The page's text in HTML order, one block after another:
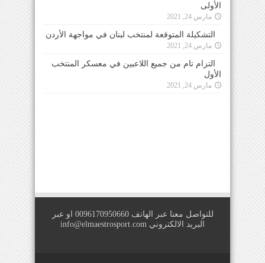
الأولى
مارس 24, 2021
التشكيلة المتوقعة لمنتخب لبنان في مواجهة الأردن
مارس 24, 2021
التزام تام من جميع اللاعبين في معسكر المنتخب
الأول
مارس 24, 2021
للتواصل معنا عبر الهاتف 0096170950660 او عبر
البريد الالكتروني info@elmaestrosport.com